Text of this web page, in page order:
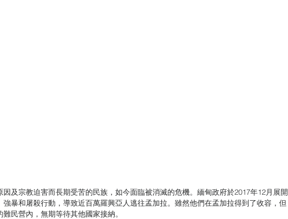
及宗教迫害而長期受苦的民族，如今面臨被消滅的危機。緬甸政府於2017年12月展開
強暴和屠殺行動，導致近百萬羅興亞人逃往孟加拉。雖然他們在孟加拉得到了收容，但
民營內，無期等待其他國家接納。